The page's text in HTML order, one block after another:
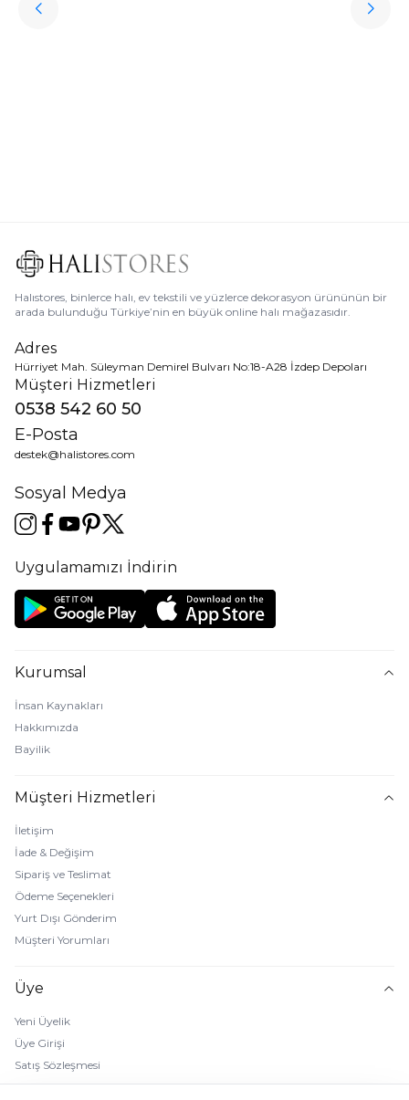
Halıstores, binlerce halı, ev tekstili ve yüzlerce dekorasyon ürününün bir
arada bulunduğu Türkiye’nin en büyük online halı mağazasıdır.
Adres
Hürriyet Mah. Süleyman Demirel Bulvarı No:18-A28 İzdep Depoları
Müşteri Hizmetleri
0538 542 60 50
E-Posta
destek@halistores.com
Sosyal Medya
Uygulamamızı İndirin
Kurumsal
İnsan Kaynakları
Hakkımızda
Bayilik
Müşteri Hizmetleri
İletişim
İade & Değişim
Sipariş ve Teslimat
Ödeme Seçenekleri
Yurt Dışı Gönderim
Müşteri Yorumları
Üye
Yeni Üyelik
Üye Girişi
Satış Sözleşmesi
Gizlilik Sözleşmesi